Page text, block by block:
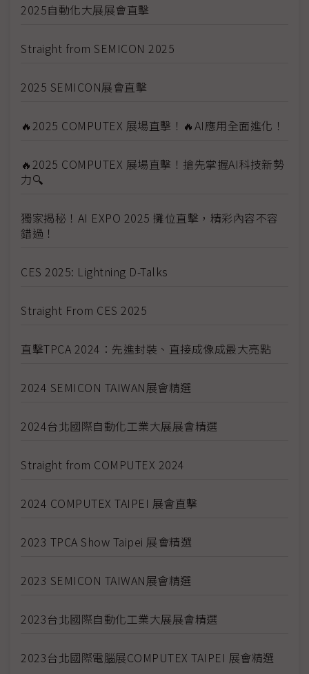
2025自動化大展展會直擊
Straight from SEMICON 2025
2025 SEMICON展會直擊
🔥2025 COMPUTEX 展場直擊！🔥AI應用全面進化！
🔥2025 COMPUTEX 展場直擊！搶先掌握AI科技新勢
力🔍
獨家揭秘！AI EXPO 2025 攤位直擊，精彩內容不容
錯過！
CES 2025: Lightning D-Talks
Straight From CES 2025
直擊TPCA 2024：先進封裝、直接成像成最大亮點
2024 SEMICON TAIWAN展會精選
2024台北國際自動化工業大展展會精選
Straight from COMPUTEX 2024
2024 COMPUTEX TAIPEI 展會直擊
2023 TPCA Show Taipei 展會精選
2023 SEMICON TAIWAN展會精選
2023台北國際自動化工業大展展會精選
2023台北國際電腦展COMPUTEX TAIPEI 展會精選